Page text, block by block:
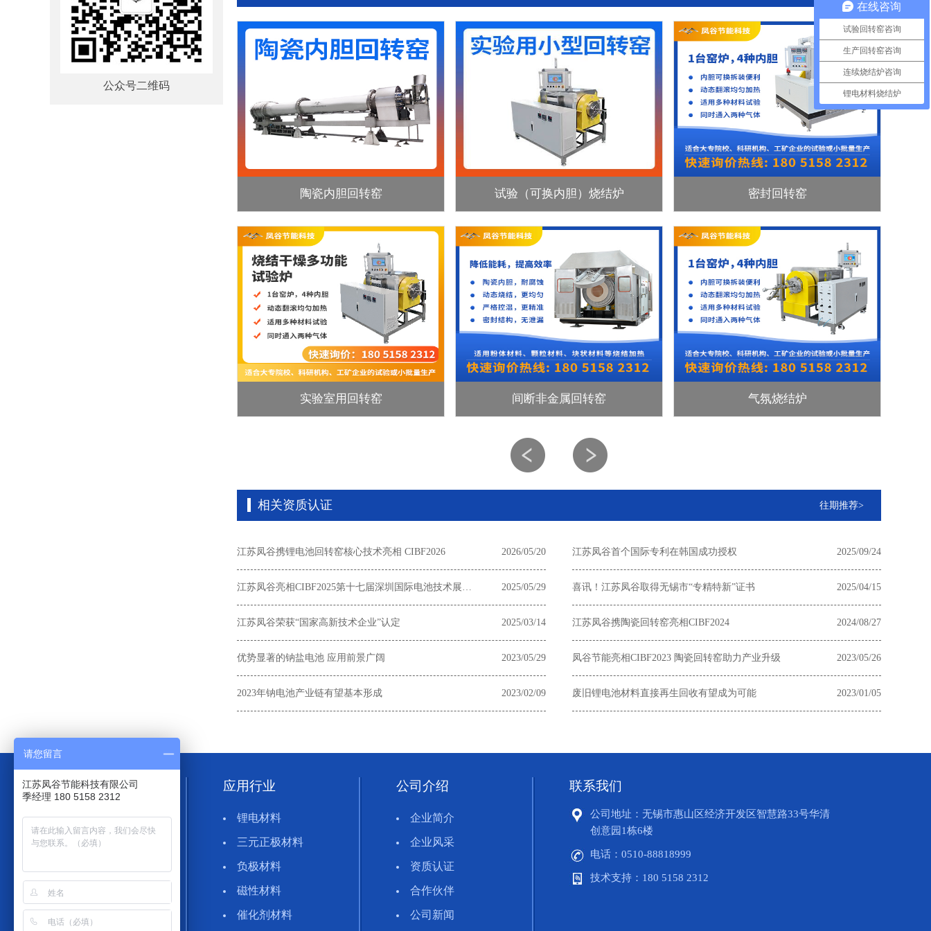
公众号二维码
陶瓷内胆回转窑 试验（可换内胆）烧结炉 密封回转窑
实验室用回转窑 间断非金属回转窑 气氛烧结炉
相关资质认证 往期推荐>
江苏凤谷携锂电池回转窑核心技术亮相 CIBF2026 2026/05/20 江苏凤谷首个国际专利在韩国成功授权 2025/09/24
江苏凤谷亮相CIBF2025第十七届深圳国际电池技术展览会 2025/05/29 喜讯！江苏凤谷取得无锡市“专精特新”证书 2025/04/15
江苏凤谷荣获“国家高新技术企业”认定 2025/03/14 江苏凤谷携陶瓷回转窑亮相CIBF2024 2024/08/27
优势显著的钠盐电池 应用前景广阔 2023/05/29 凤谷节能亮相CIBF2023 陶瓷回转窑助力产业升级 2023/05/26
2023年钠电池产业链有望基本形成 2023/02/09 废旧锂电池材料直接再生回收有望成为可能 2023/01/05
产品中心
试验回转窑
生产回转窑
应用行业
锂电材料
三元正极材料
负极材料
磁性材料
催化剂材料
公司介绍
企业简介
企业风采
资质认证
合作伙伴
公司新闻
联系我们
公司地址：无锡市惠山区经济开发区智慧路33号华清
创意园1栋6楼
电话：0510-88818999
技术支持：180 5158 2312
在线咨询
试验回转窑咨询
生产回转窑咨询
连续烧结炉咨询
锂电材料烧结炉
请您留言
江苏凤谷节能科技有限公司
季经理 180 5158 2312